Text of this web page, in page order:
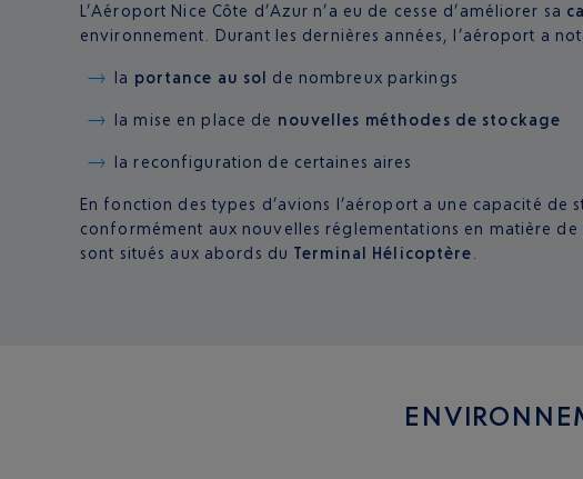
L’Aéroport Nice Côte d’Azur n’a eu de cesse d’améliorer sa
environnement. Durant les dernières années, l’aéroport a
la portance au sol de nombreux parkings
la mise en place de nouvelles méthodes de stockage
la reconfiguration de certaines aires
En fonction des types d’avions l’aéroport a une capacité de
conformément aux nouvelles réglementations en matière de
sont situés aux abords du Terminal Hélicoptère